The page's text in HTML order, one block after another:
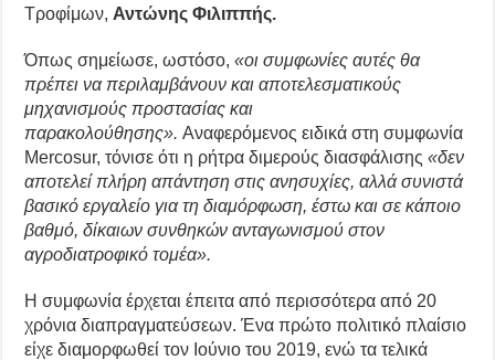
Τροφίμων, Αντώνης Φιλιππής.
Όπως σημείωσε, ωστόσο,«οι συμφωνίες αυτές θα
πρέπει να περιλαμβάνουν και αποτελεσματικούς
μηχανισμούς προστασίας και
παρακολούθησης». Αναφερόμενος ειδικά στη συμφωνία
Mercosur, τόνισε ότι η ρήτρα διμερούς διασφάλισης«δεν
αποτελεί πλήρη απάντηση στις ανησυχίες, αλλά συνιστά
βασικό εργαλείο για τη διαμόρφωση, έστω και σε κάποιο
βαθμό, δίκαιων συνθηκών ανταγωνισμού στον
αγροδιατροφικό τομέα».
Η συμφωνία έρχεται έπειτα από περισσότερα από 20
χρόνια διαπραγματεύσεων. Ένα πρώτο πολιτικό πλαίσιο
είχε διαμορφωθεί τον Ιούνιο του 2019, ενώ τα τελικά